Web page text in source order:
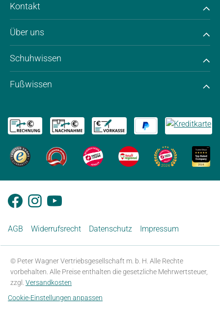
Kontakt
Über uns
Schuhwissen
Fußwissen
AGB Widerrufsrecht Datenschutz Impressum
© Peter Wagner Vertriebsgesellschaft m. b. H. Alle Rechte
vorbehalten. Alle Preise enthalten die gesetzliche Mehrwertsteuer,
zzgl. Versandkosten
Cookie-Einstellungen anpassen